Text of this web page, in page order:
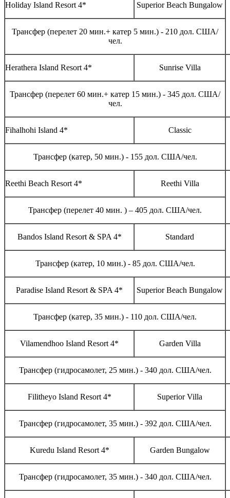
Holiday Island Resort 4* Superior Beach Bungalow
Трансфер (перелет 20 мин.+ катер 5 мин.) - 210 дол. США/
чел.
Herathera Island Resort 4* Sunrise Villa
Трансфер (перелет 60 мин.+ катер 15 мин.) - 345 дол. США/
чел.
Fihalhohi Island 4* Classic
Трансфер (катер, 50 мин.) - 155 дол. США/чел.
Reethi Beach Resort 4* Reethi Villa
Трансфер (перелет 40 мин. ) – 405 дол. США/чел.
Bandos Island Resort & SPA 4* Standard
Трансфер (катер, 10 мин.) - 85 дол. США/чел.
Paradise Island Resort & SPA 4* Superior Beach Bungalow
Трансфер (катер, 35 мин.) - 110 дол. США/чел.
Vilamendhoo Island Resort 4* Garden Villa
Трансфер (гидросамолет, 25 мин.) - 340 дол. США/чел.
Filitheyo Island Resort 4* Superior Villa
Трансфер (гидросамолет, 35 мин.) - 392 дол. США/чел.
Kuredu Island Resort 4* Garden Bungalow
Трансфер (гидросамолет, 35 мин.) - 340 дол. США/чел.